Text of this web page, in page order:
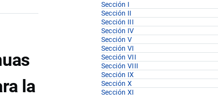
la
Sección I
Sección II
Sección III
Sección IV
Sección V
Sección VI
Sección VII
Sección VIII
Sección IX
Sección X
Sección XI